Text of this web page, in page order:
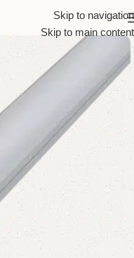
Skip to navigation
Skip to main content